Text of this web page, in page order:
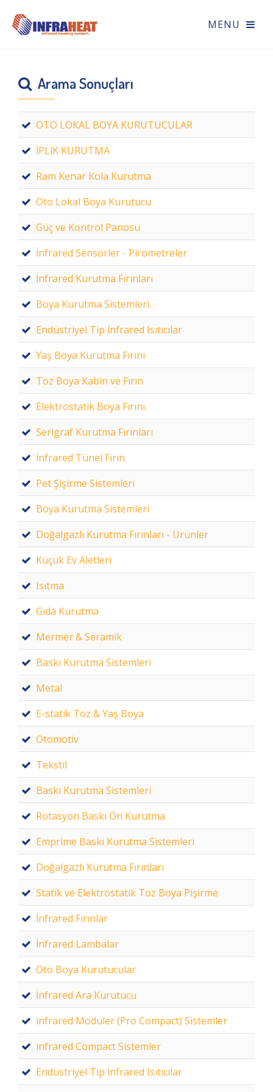
Arama Sonuçları
OTO LOKAL BOYA KURUTUCULAR
İPLİK KURUTMA
Ram Kenar Kola Kurutma
Oto Lokal Boya Kurutucu
Güç ve Kontrol Panosu
İnfrared Sensörler - Pirometreler
İnfrared Kurutma Fırınları
Boya Kurutma Sistemleri..
Endüstriyel Tip İnfrared Isıtıcılar
Yaş Boya Kurutma Fırını
Toz Boya Kabin ve Fırın
Elektrostatik Boya Fırını
Serigraf Kurutma Fırınları
İnfrared Tünel Fırın
Pet Şişirme Sistemleri
Boya Kurutma Sistemleri
Doğalgazlı Kurutma Fırınları - Ürünler
Küçük Ev Aletleri
Isıtma
Gıda Kurutma
Mermer & Seramik
Baskı Kurutma Sistemleri
Metal
E-statik Toz & Yaş Boya
Otomotiv
Tekstil
Baskı Kurutma Sistemleri
Rotasyon Baskı Ön Kurutma
Emprime Baskı Kurutma Sistemleri
Doğalgazlı Kurutma Fırınları
Statik ve Elektrostatik Toz Boya Pişirme
İnfrared Fırınlar
İnfrared Lambalar
Oto Boya Kurutucular
İnfrared Ara Kurutucu
infrared Modüler (Pro Compact) Sistemler
infrared Compact Sistemler
Endüstriyel Tip İnfrared Isıtıcılar